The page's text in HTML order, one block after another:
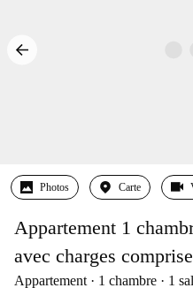
Photos Carte
Appartement 1
avec charges
Appartement 1 chambre 1